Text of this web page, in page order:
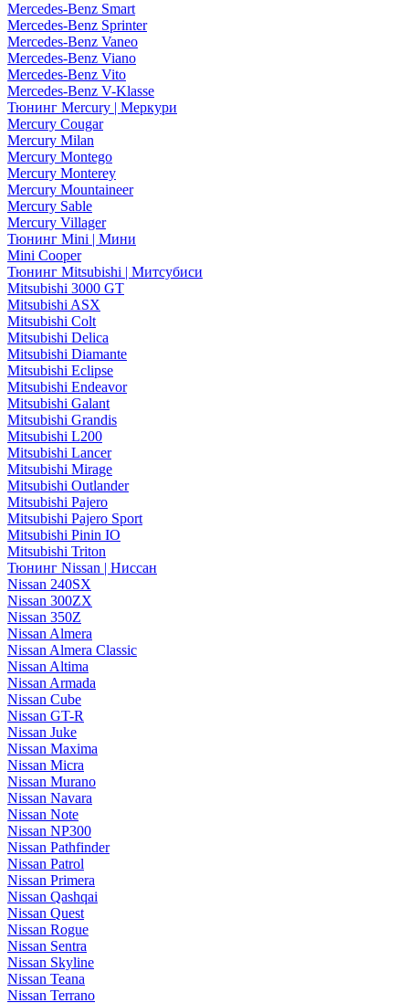
Mercedes-Benz Smart
Mercedes-Benz Sprinter
Mercedes-Benz Vaneo
Mercedes-Benz Viano
Mercedes-Benz Vito
Mercedes-Benz V-Klasse
Тюнинг Mercury | Меркури
Mercury Cougar
Mercury Milan
Mercury Montego
Mercury Monterey
Mercury Mountaineer
Mercury Sable
Mercury Villager
Тюнинг Mini | Мини
Mini Cooper
Тюнинг Mitsubishi | Митсубиси
Mitsubishi 3000 GT
Mitsubishi ASX
Mitsubishi Colt
Mitsubishi Delica
Mitsubishi Diamante
Mitsubishi Eclipse
Mitsubishi Endeavor
Mitsubishi Galant
Mitsubishi Grandis
Mitsubishi L200
Mitsubishi Lancer
Mitsubishi Mirage
Mitsubishi Outlander
Mitsubishi Pajero
Mitsubishi Pajero Sport
Mitsubishi Pinin IO
Mitsubishi Triton
Тюнинг Nissan | Ниссан
Nissan 240SX
Nissan 300ZX
Nissan 350Z
Nissan Almera
Nissan Almera Classic
Nissan Altima
Nissan Armada
Nissan Cube
Nissan GT-R
Nissan Juke
Nissan Maxima
Nissan Micra
Nissan Murano
Nissan Navara
Nissan Note
Nissan NP300
Nissan Pathfinder
Nissan Patrol
Nissan Primera
Nissan Qashqai
Nissan Quest
Nissan Rogue
Nissan Sentra
Nissan Skyline
Nissan Teana
Nissan Terrano